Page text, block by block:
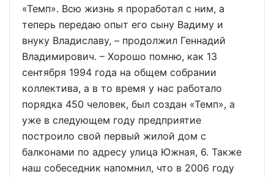
«Темп». Всю жизнь я проработал с ним, а
теперь передаю опыт его сыну Вадиму и
внуку Владиславу, – продолжил Геннадий
Владимирович. – Хорошо помню, как 13
сентября 1994 года на общем собрании
коллектива, а в то время у нас работало
порядка 450 человек, был создан «Темп», а
уже в следующем году предприятие
построило свой первый жилой дом с
балконами по адресу улица Южная, 6. Также
наш собеседник напомнил, что в 2006 году